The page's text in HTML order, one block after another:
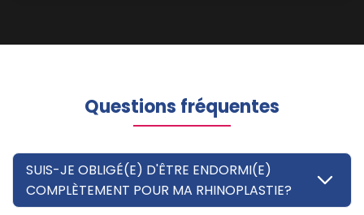
Questions fréquentes
SUIS-JE OBLIGÉ(E) D'ÊTRE ENDORMI(E)
COMPLÈTEMENT POUR MA RHINOPLASTIE?